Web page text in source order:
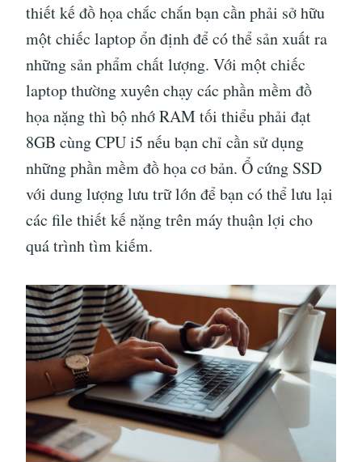
thiết kế đồ họa chắc chắn bạn cần phải sở hữu
một chiếc laptop ổn định để có thể sản xuất ra
những sản phẩm chất lượng. Với một chiếc
laptop thường xuyên chạy các phần mềm đồ
họa nặng thì bộ nhớ RAM tối thiểu phải đạt
8GB cùng CPU i5 nếu bạn chỉ cần sử dụng
những phần mềm đồ họa cơ bản. Ổ cứng SSD
với dung lượng lưu trữ lớn để bạn có thể lưu lại
các file thiết kế nặng trên máy thuận lợi cho
quá trình tìm kiếm.